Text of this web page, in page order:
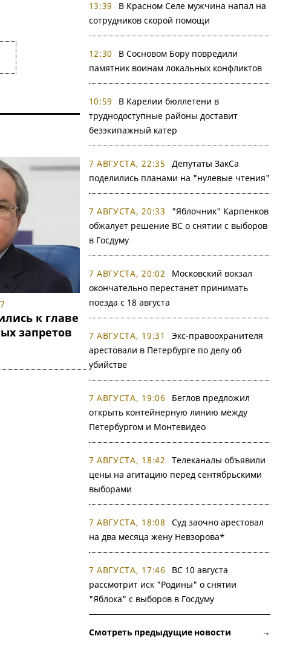
к главе
запретов
13:39
В Красном Селе мужчина напал на
сотрудников скорой помощи
12:30
В Сосновом Бору повредили
памятник воинам локальных конфликтов
10:59
В Карелии бюллетени в
труднодоступные районы доставит
безэкипажный катер
7 АВГУСТА, 22:35
Депутаты ЗакСа
поделились планами на "нулевые чтения"
7 АВГУСТА, 20:33
"Яблочник" Карпенков
обжалует решение ВС о снятии с выборов
в Госдуму
7 АВГУСТА, 20:02
Московский вокзал
окончательно перестанет принимать
поезда с 18 августа
7 АВГУСТА, 19:31
Экс-правоохранителя
арестовали в Петербурге по делу об
убийстве
7 АВГУСТА, 19:06
Беглов предложил
открыть контейнерную линию между
Петербургом и Монтевидео
7 АВГУСТА, 18:42
Телеканалы объявили
цены на агитацию перед сентябрьскими
выборами
7 АВГУСТА, 18:08
Суд заочно арестовал
на два месяца жену Невзорова*
7 АВГУСТА, 17:46
ВС 10 августа
рассмотрит иск "Родины" о снятии
"Яблока" с выборов в Госдуму
Смотреть предыдущие новости →